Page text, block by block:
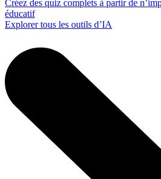
Créez des quiz complets à partir de
éducatif
Explorer tous les outils d’IA